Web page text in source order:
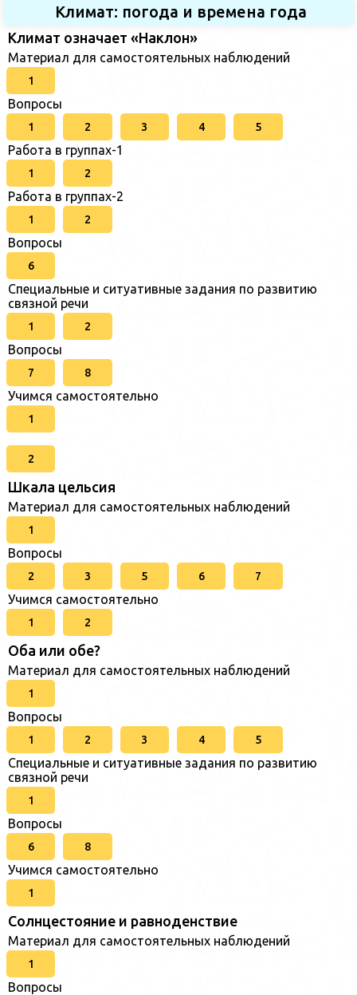
Климат: погода и времена года
Климат означает «Наклон»
Материал для самостоятельных наблюдений
1
Вопросы
1 2 3 4 5
Работа в группах-1
1 2
Работа в группах-2
1 2
Вопросы
6
Специальные и ситуативные задания по развитию
связной речи
1 2
Вопросы
7 8
Учимся самостоятельно
1
2
Шкала цельсия
Материал для самостоятельных наблюдений
1
Вопросы
2 3 5 6 7
Учимся самостоятельно
1 2
Оба или обе?
Материал для самостоятельных наблюдений
1
Вопросы
1 2 3 4 5
Специальные и ситуативные задания по развитию
связной речи
1
Вопросы
6 8
Учимся самостоятельно
1
Солнцестояние и равноденствие
Материал для самостоятельных наблюдений
1
Вопросы